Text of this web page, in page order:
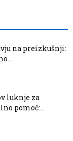
na preizkušnji:
luknje za
pomoč:...